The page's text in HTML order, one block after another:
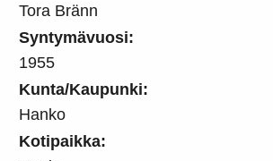
Tora Bränn
Syntymävuosi:
1955
Kunta/Kaupunki:
Hanko
Kotipaikka: